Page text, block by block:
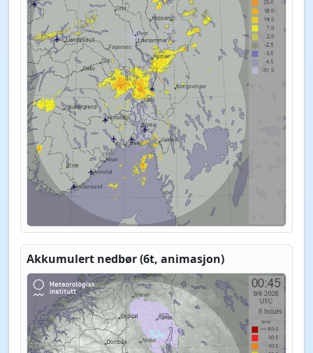
Akkumulert nedbør (6t, animasjon)